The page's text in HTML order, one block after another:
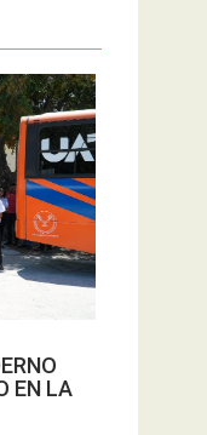
EN LA